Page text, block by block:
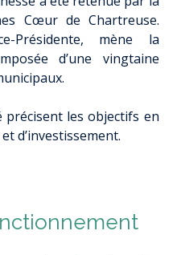
Cœur de Chartreuse.
Présidente, mène la
d’une vingtaine
précisent les objectifs en
d’investissement.